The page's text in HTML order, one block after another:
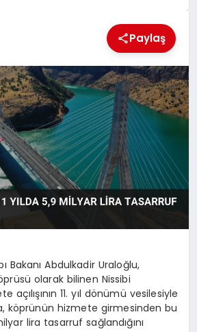
Paylaş
Bakanı Abdulkadir Uraloğlu,
olarak bilinen Nissibi
açılışının 11. yıl dönümü vesilesiyle
köprünün hizmete girmesinden bu
lira tasarruf sağlandığını